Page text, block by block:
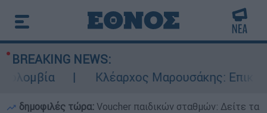
BREAKING NEWS:
Κλέαρχος Μαρουσάκης:
δημοφιλές τώρα: Voucher παιδικών σταθμών: Δείτε τα